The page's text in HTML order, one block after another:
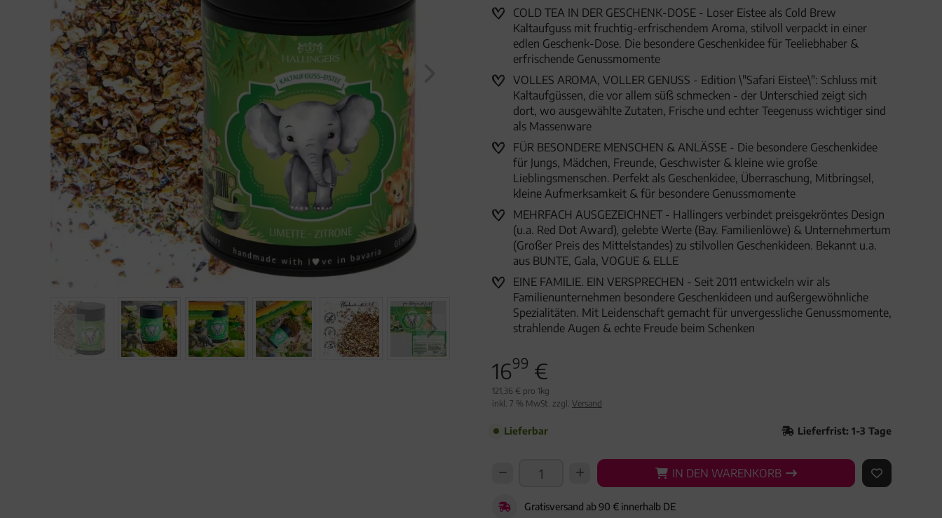
COLD TEA IN DER GESCHENK-DOSE - Loser Eistee als Cold Brew
Kaltaufguss mit fruchtig-erfrischendem Aroma, stilvoll verpackt in einer
edlen Geschenk-Dose. Die besondere Geschenkidee für Teeliebhaber &
erfrischende Genussmomente
VOLLES AROMA, VOLLER GENUSS - Edition \"Safari Eistee\": Schluss mit
Kaltaufgüssen, die vor allem süß schmecken - der Unterschied zeigt sich
dort, wo ausgewählte Zutaten, Frische und echter Teegenuss wichtiger sind
als Massenware
FÜR BESONDERE MENSCHEN & ANLÄSSE - Die besondere Geschenkidee
für Jungs, Mädchen, Freunde, Geschwister & kleine wie große
Lieblingsmenschen. Perfekt als Geschenkidee, Überraschung, Mitbringsel,
kleine Aufmerksamkeit & für besondere Genussmomente
MEHRFACH AUSGEZEICHNET - Hallingers verbindet preisgekröntes Design
(u.a. Red Dot Award), gelebte Werte (Bay. Familienlöwe) & Unternehmertum
(Großer Preis des Mittelstandes) zu stilvollen Geschenkideen. Bekannt u.a.
aus BUNTE, Gala, VOGUE & ELLE
EINE FAMILIE. EIN VERSPRECHEN - Seit 2011 entwickeln wir als
Familienunternehmen besondere Geschenkideen und außergewöhnliche
Spezialitäten. Mit Leidenschaft gemacht für unvergessliche Genussmomente,
strahlende Augen & echte Freude beim Schenken
1699 €
121,36 € pro 1kg
inkl. 7 % MwSt. zzgl. Versand
Lieferbar Lieferfrist: 1-3 Tage
IN DEN WARENKORB
IN DEN WARENKORB AUF DEN
Gratisversand ab 90 € innerhalb DE
Geburtstag